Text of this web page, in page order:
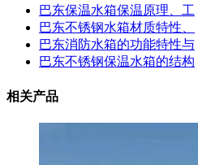
巴东保温水箱保温原理、工
巴东不锈钢水箱材质特性、
巴东消防水箱的功能特性与
巴东不锈钢保温水箱的结构
相关产品